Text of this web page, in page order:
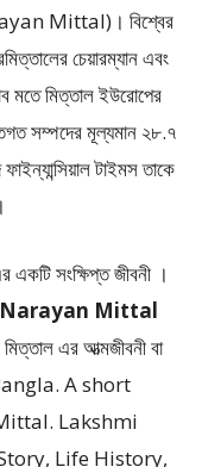
Mittal)। বিশ্বের
চেয়ারম্যান এবং
মতে মিত্তাল ইউরোপের
সম্পদের মূল্যমান ২৮.৭
টাইমস তাকে
একটি সংক্ষিপ্ত জীবনী ।
Narayan Mittal
মিত্তাল এর আত্মজীবনী বা
A short
Lakshmi
Life History,